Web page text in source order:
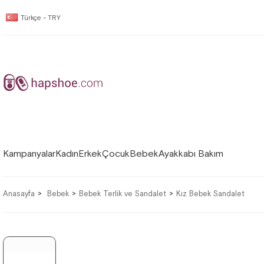
Türkçe - TRY
KampanyalarKadınErkekÇocukBebekAyakkabı Bakım
Anasayfa Bebek Bebek Terlik ve Sandalet Kız Bebek Sandalet